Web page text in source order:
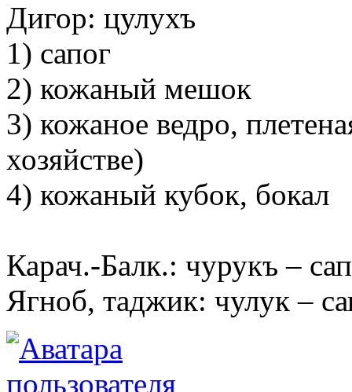
Дигор: цулухъ
1) сапог
2) кожаный мешок
3) кожаное ведро,
хозяйстве)
4) кожаный кубок, бокал
Карач.-Балк.: чурукъ –
Ягноб, таджик: чулук –